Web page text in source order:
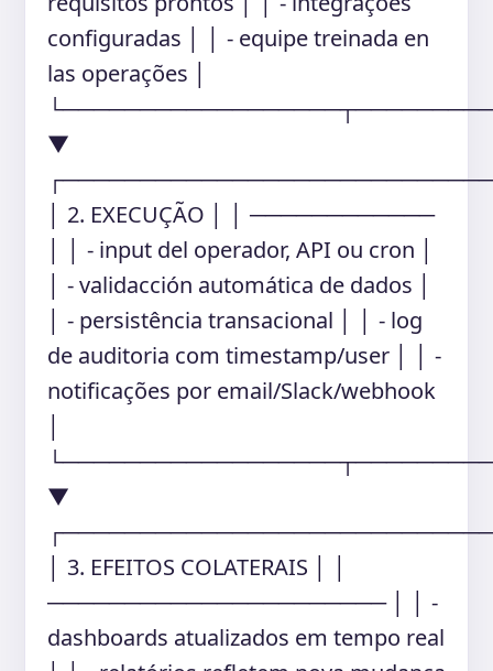
configuradas │ │ - equipe treinada en
las operações │
▼
│ 2. EXECUÇÃO │ │ ────────────
│ │ - input del operador, API ou cron │
│ - validacción automática de dados │
│ - persistência transacional │ │ - log
de auditoria com timestamp/user │ │ -
notificações por email/Slack/webhook
▼
│ 3. EFEITOS COLATERAIS │ │
────────────────────── │ │ -
dashboards atualizados em tempo real